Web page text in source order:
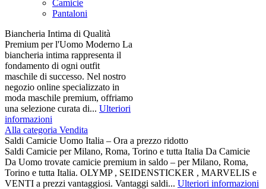
Camicie
Pantaloni
Biancheria Intima di Qualità
Premium per l'Uomo Moderno La
biancheria intima rappresenta il
fondamento di ogni outfit
maschile di successo. Nel nostro
negozio online specializzato in
moda maschile premium, offriamo
una selezione curata di... Ulteriori
informazioni
Alla categoria Vendita
Saldi Camicie Uomo Italia – Ora a prezzo ridotto
Saldi Camicie per Milano, Roma, Torino e tutta Italia Da Camicie
Da Uomo trovate camicie premium in saldo – per Milano, Roma,
Torino e tutta Italia. OLYMP , SEIDENSTICKER , MARVELIS e
VENTI a prezzi vantaggiosi. Vantaggi saldi... Ulteriori informazioni